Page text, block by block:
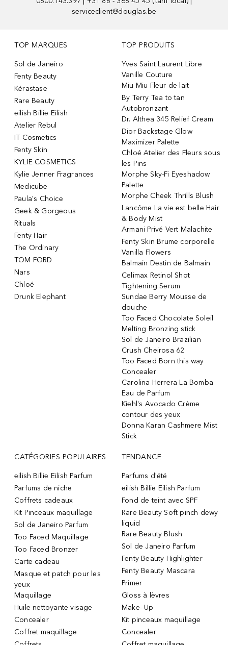
serviceclient@douglas.be
TOP MARQUES
Sol de Janeiro
Fenty Beauty
Kérastase
Rare Beauty
eilish Billie Eilish
Atelier Rebul
IT Cosmetics
Fenty Skin
KYLIE COSMETICS
Kylie Jenner Fragrances
Medicube
Paula's Choice
Geek & Gorgeous
Rituals
Fenty Hair
The Ordinary
TOM FORD
Nars
Chloé
Drunk Elephant
TOP PRODUITS
Yves Saint Laurent Libre
Vanille Couture
Miu Miu Fleur de lait
By Terry Tea to tan
Autobronzant
Dr. Althea 345 Relief Cream
Dior Backstage Glow
Maximizer Palette
Chloé Atelier des Fleurs sous
les Pins
Morphe Sky-Fi Eyeshadow
Palette
Morphe Cheek Thrills Blush
Lancôme La vie est belle Hair
& Body Mist
Armani Privé Vert Malachite
Fenty Skin Brume corporelle
Vanilla Flowers
Balmain Destin de Balmain
Celimax Retinol Shot
Tightening Serum
Sundae Berry Mousse de
douche
Too Faced Chocolate Soleil
Melting Bronzing stick
Sol de Janeiro Brazilian
Crush Cheirosa 62
Too Faced Born this way
Concealer
Carolina Herrera La Bomba
Eau de Parfum
Kiehl's Avocado Crème
contour des yeux
Donna Karan Cashmere Mist
Stick
CATÉGORIES POPULAIRES
eilish Billie Eilish Parfum
Parfums de niche
Coffrets cadeaux
Kit Pinceaux maquillage
Sol de Janeiro Parfum
Too Faced Maquillage
Too Faced Bronzer
Carte cadeau
Masque et patch pour les
yeux
Maquillage
Huile nettoyante visage
Concealer
Coffret maquillage
TENDANCE
Parfums d'été
eilish Billie Eilish Parfum
Fond de teint avec SPF
Rare Beauty Soft pinch dewy
liquid
Rare Beauty Blush
Sol de Janeiro Parfum
Fenty Beauty Highlighter
Fenty Beauty Mascara
Primer
Gloss à lèvres
Make- Up
Kit pinceaux maquillage
Concealer